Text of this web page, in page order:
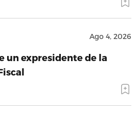
Ago 4, 2026
un expresidente de la